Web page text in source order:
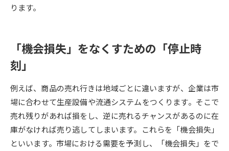
志望校・出願校を調べる
併願校選び
先輩が入学を決めた理由 テレメール全国一斉進学調査
新生活お役立ちガイド
ります。
「機会損失」をなくすための「停止時
刻」
例えば、商品の売れ行きは地域ごとに違いますが、企業は市
場に合わせて生産設備や流通システムをつくります。そこで
売れ残りがあれば損をし、逆に売れるチャンスがあるのに在
庫がなければ売り逃してしまいます。これらを「機会損失」
といいます。市場における需要を予測し、「機会損失」をで